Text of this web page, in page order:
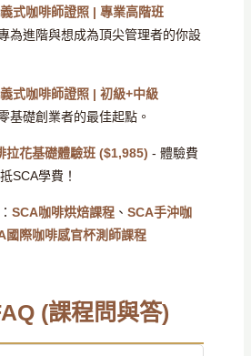
式咖啡師證照 | 專業高階班
為進階與想成為頂尖管理者的你設
式咖啡師證照 | 初級+中級
基礎創業者的最佳起點。
拉花基礎體驗班 ($1,985) - 體驗費
SCA學費！
SCA咖啡烘焙課程、 SCA手沖咖
國際咖啡感官杯測師課程
(課程問與答)